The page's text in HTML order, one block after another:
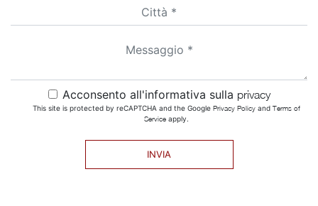
Acconsento all'informativa sulla privacy
This site is protected by reCAPTCHA and the Google Privacy Policyand Terms of
Serviceapply.
INVIA